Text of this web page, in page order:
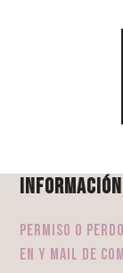
PERMISO O
en y mail de